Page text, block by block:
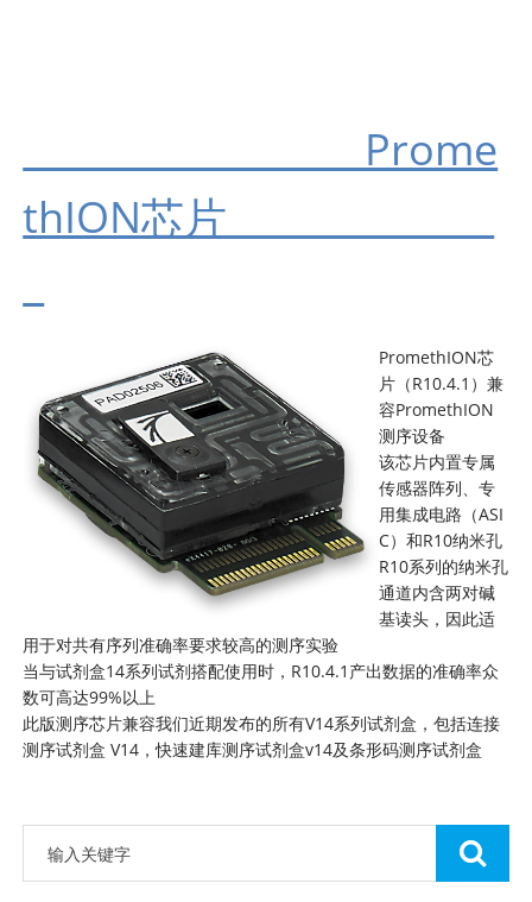
Prome
thION芯片
PromethION芯
片（R10.4.1）兼
容PromethION
测序设备
该芯片内置专属
传感器阵列、专
用集成电路（ASI
C）和R10纳米孔
R10系列的纳米孔
通道内含两对碱
基读头，因此适
用于对共有序列准确率要求较高的测序实验
当与试剂盒14系列试剂搭配使用时，R10.4.1产出数据的准确率众
数可高达99%以上
此版测序芯片兼容我们近期发布的所有V14系列试剂盒，包括连接
测序试剂盒 V14，快速建库测序试剂盒v14及条形码测序试剂盒